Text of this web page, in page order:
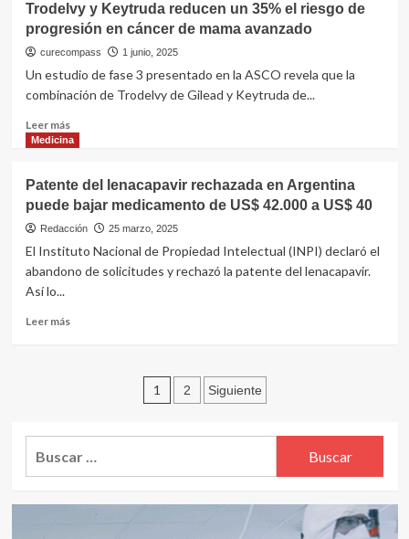
aprueba
la
aseguran
el
suministro
de
medicamento
en
bajos
ingresos
Trodelvy y Keytruda reducen un 35% el riesgo de
progresión en cáncer de mama avanzado
curecompass 1 junio, 2025
Un estudio de fase 3 presentado en la ASCO revela que la
combinación de Trodelvy de Gilead y Keytruda de...
Leer másLeer
más
y
Keytruda
reducen
el
Medicina
Patente del lenacapavir rechazada en Argentina
puede bajar medicamento de US$ 42.000 a US$ 40
Redacción 25 marzo, 2025
El Instituto Nacional de Propiedad Intelectual (INPI) declaró el
abandono de solicitudes y rechazó la patente del lenacapavir.
Así lo...
Leer másLeer
en
Argentina
puede
Paginación
1 2 Siguiente